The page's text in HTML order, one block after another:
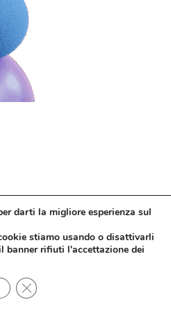
darti la migliore esperienza sul
stiamo usando o disattivarli
banner rifiuti l'accettazione dei
Close GDPR Cookie Banner